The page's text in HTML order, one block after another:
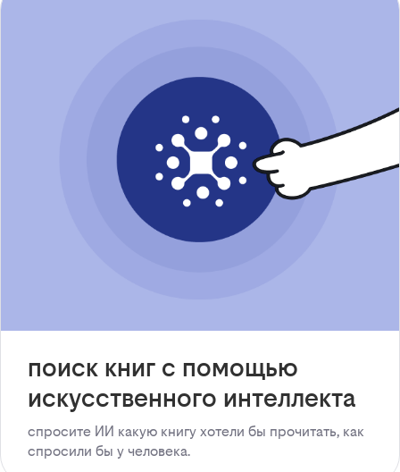
поиск книг с помощью
искусственного интеллекта
спросите ИИ какую книгу хотели бы прочитать, как
спросили бы у человека.